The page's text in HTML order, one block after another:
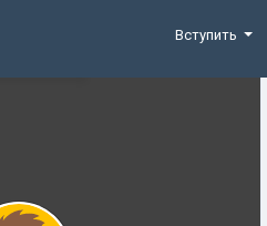
Вступить